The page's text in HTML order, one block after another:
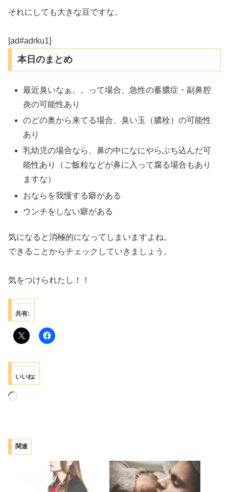
それにしても大きな豆ですな。
[ad#adrku1]
本日のまとめ
最近臭いなぁ。。って場合、急性の蓄膿症・副鼻腔
炎の可能性あり
のどの奥から来てる場合、臭い玉（膿栓）の可能性
あり
乳幼児の場合なら、鼻の中になにやらぶち込んだ可
能性あり（ご飯粒などが鼻に入って腐る場合もあり
ますな）
おならを我慢する癖がある
ウンチをしない癖がある
気になると消極的になってしまいますよね。
できることからチェックしていきましょう。
気をつけられたし！！
共有:
いいね:
読
み
中…
関連